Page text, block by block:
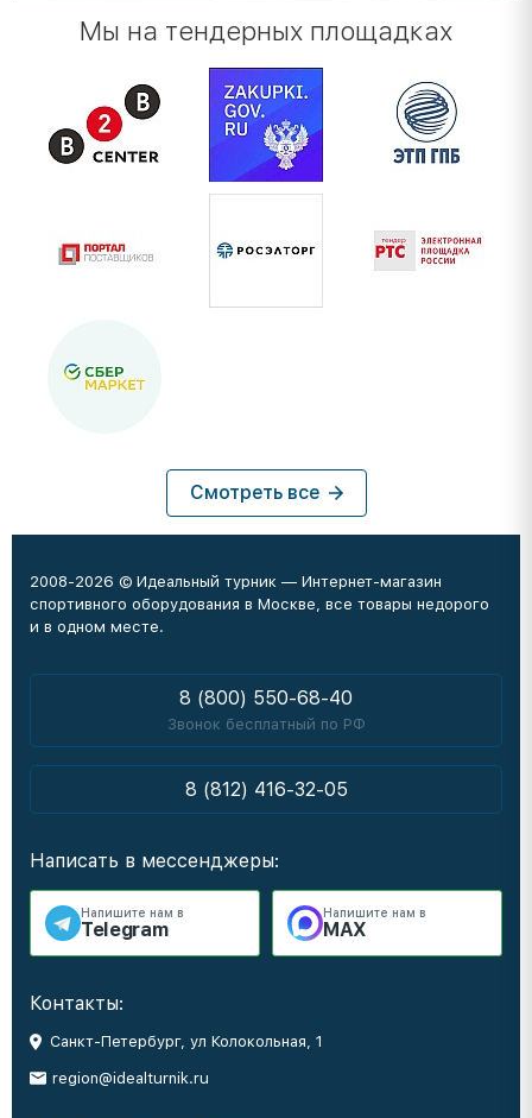
Мы на тендерных площадках
Смотреть все
2008-2026 © Идеальный турник — Интернет-магазин
спортивного оборудования в Москве, все товары недорого
и в одном месте.
8 (800) 550-68-40
Звонок бесплатный по РФ
8 (812) 416-32-05
Написать в мессенджеры:
Напишите нам в
Telegram
Напишите нам в
MAX
Контакты:
Санкт-Петербург, ул Колокольная, 1
region@idealturnik.ru